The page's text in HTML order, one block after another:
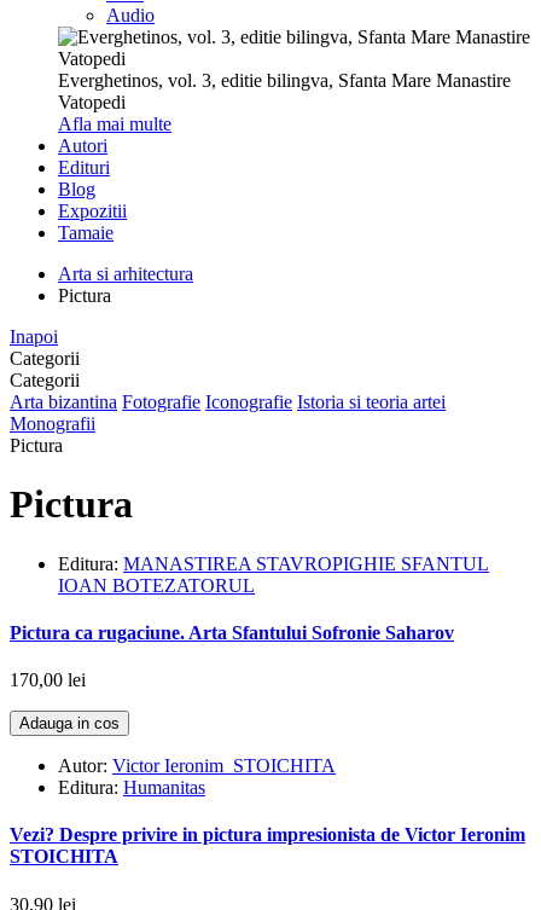
Audio
Everghetinos, vol. 3, editie bilingva, Sfanta Mare Manastire
Vatopedi
Afla mai multe
Autori
Edituri
Blog
Expozitii
Tamaie
Arta si arhitectura
Pictura
Inapoi
Categorii
Categorii
Arta bizantina Fotografie Iconografie Istoria si teoria artei
Monografii
Pictura
Pictura
Editura: MANASTIREA STAVROPIGHIE SFANTUL
IOAN BOTEZATORUL
Pictura ca rugaciune. Arta Sfantului Sofronie Saharov
170,00 lei
Adauga in cos
Autor: Victor Ieronim STOICHITA
Editura: Humanitas
Vezi? Despre privire in pictura impresionista de Victor Ieronim
STOICHITA
30,90 lei